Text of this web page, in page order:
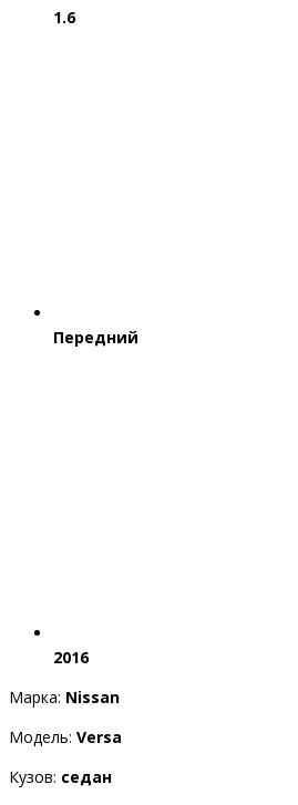
1.6
Передний
2016
Марка: Nissan
Модель: Versa
Кузов: седан